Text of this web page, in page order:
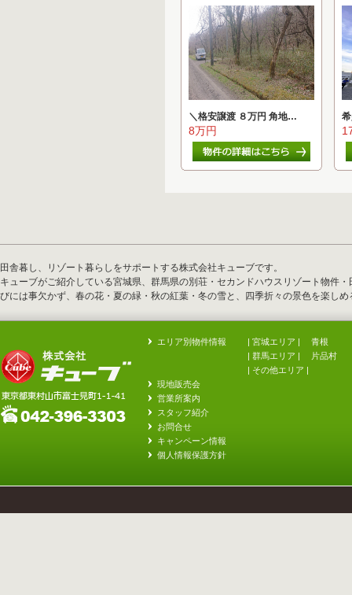
＼格安譲渡 ８万円 角地…
8万円
田舎暮し、リゾート暮らしをサポートする株式会社キューブです。
キューブがご紹介している宮城県、群馬県の別荘・セカンドハウスリゾート物件
びには事欠かず、春の花・夏の緑・秋の紅葉・冬の雪と、四季折々の景色を楽し
エリア別物件情報 | 宮城エリア | 青根
| 群馬エリア |
片品村
| その他エリア |
現地販売会
営業所案内
スタッフ紹介
お問合せ
キャンペーン情報
個人情報保護方針